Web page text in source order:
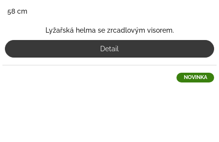
58 cm
Lyžařská helma se zrcadlovým visorem.
Detail
NOVINKA